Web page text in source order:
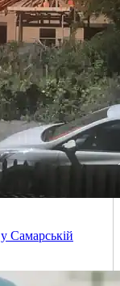
Самарській